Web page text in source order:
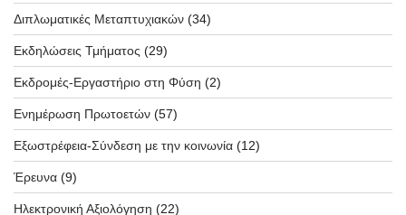
Διπλωματικές Μεταπτυχιακών (34)
Εκδηλώσεις Τμήματος (29)
Εκδρομές-Εργαστήριο στη Φύση (2)
Ενημέρωση Πρωτοετών (57)
Εξωστρέφεια-Σύνδεση με την κοινωνία (12)
Έρευνα (9)
Ηλεκτρονική Αξιολόγηση (22)